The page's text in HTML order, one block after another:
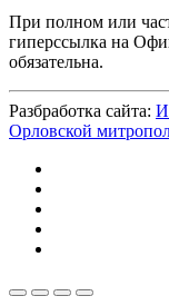
При полном или
гиперссылка на
обязательна.
Разбработка сайта:
Орловской